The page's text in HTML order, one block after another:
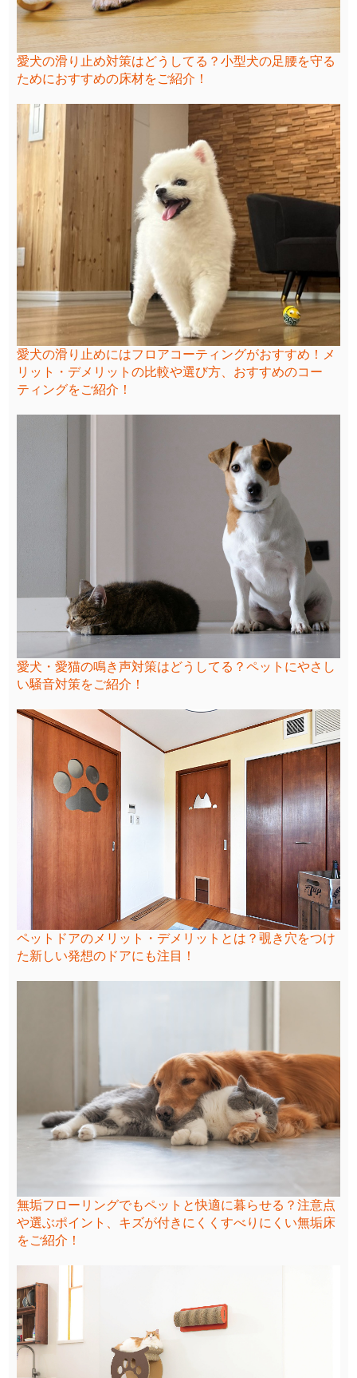
愛犬の滑り止め対策はどうしてる？小型犬の足腰を守る
ためにおすすめの床材をご紹介！
愛犬の滑り止めにはフロアコーティングがおすすめ！メ
リット・デメリットの比較や選び方、おすすめのコー
ティングをご紹介！
愛犬・愛猫の鳴き声対策はどうしてる？ペットにやさし
い騒音対策をご紹介！
ペットドアのメリット・デメリットとは？覗き穴をつけ
た新しい発想のドアにも注目！
無垢フローリングでもペットと快適に暮らせる？注意点
や選ぶポイント、キズが付きにくくすべりにくい無垢床
をご紹介！